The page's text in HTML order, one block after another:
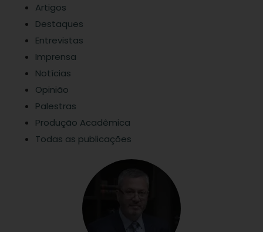
Artigos
Destaques
Entrevistas
Imprensa
Notícias
Opinião
Palestras
Produção Acadêmica
Todas as publicações